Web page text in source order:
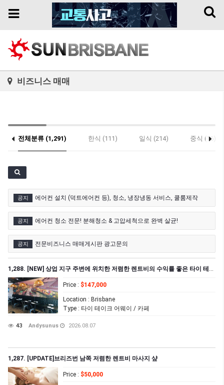
Toggle
Toggle
비즈니스 매매
전체분류 (1,291) 한식 (111) 일식 (214) 중식 (16)
공지 에어컨 설치 (덕트에어컨 등), 청소, 냉장냉동 서비스, 쿨룸제작
공지 에어컨 청소 전문! 분해청소 & 고압세척으로 완벽 살균!
공지 전문비즈니스 매매게시판 광고문의
1,288. [NEW] 상업 지구 주변에 위치한 저렴한 렌트비의 수익률 좋은 타이 테이크 어웨이 샾 매매
Price : $147,000
Location : Brisbane
Type : 타이 테이크 어웨이 / 카페
43 Andysunus 2026.08.07
1,287. [UPDATE]브리즈번 남쪽 저렴한 렌트비 마사지 샾
Price : $50,000